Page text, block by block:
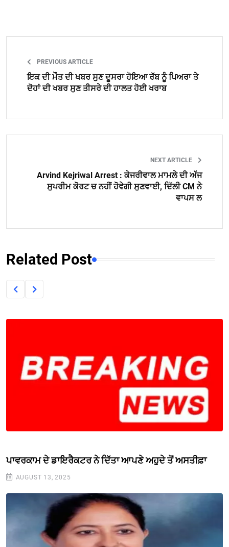
PREVIOUS ARTICLE
ਇਕ ਦੀ ਮੌਤ ਦੀ ਖਬਰ ਸੁਣ ਦੂਸਰਾ ਹੋਇਆ ਰੱਬ ਨੂੰ ਪਿਅਰਾ ਤੇ
ਦੋਹਾਂ ਦੀ ਖਬਰ ਸੁਣ ਤੀਸਰੇ ਦੀ ਹਾਲਤ ਹੋਈ ਖਰਾਬ
NEXT ARTICLE
Arvind Kejriwal Arrest : ਕੇਜਰੀਵਾਲ ਮਾਮਲੇ ਦੀ ਅੱਜ
ਸੁਪਰੀਮ ਕੋਰਟ ਚ ਨਹੀਂ ਹੋਵੇਗੀ ਸੁਣਵਾਈ, ਦਿੱਲੀ CM ਨੇ
ਵਾਪਸ ਲ
Related Post
ਪਾਵਰਕਾਮ ਦੇ ਡਾਇਰੈਕਟਰ ਨੇ ਦਿੱਤਾ ਆਪਣੇ ਅਹੁਦੇ ਤੋਂ ਅਸਤੀਫ਼ਾ
AUGUST 13, 2025